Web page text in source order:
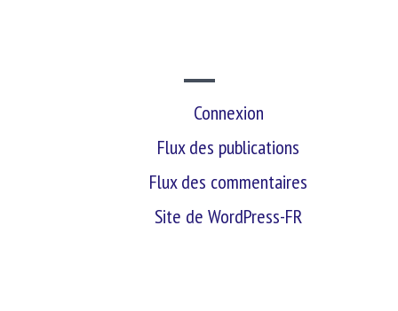
Connexion
Flux des publications
Flux des commentaires
Site de WordPress-FR